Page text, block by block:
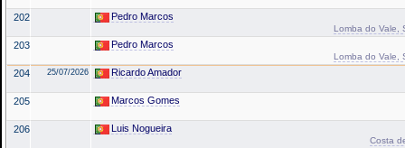
202 Pedro Marcos
Lomba do Vale,
203 Pedro Marcos
Lomba do Vale,
204 25/07/2026 Ricardo Amador
205 Marcos Gomes
206 Luis Nogueira
Costa